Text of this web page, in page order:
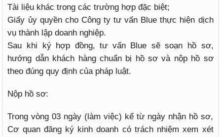
Tài liệu khác trong các trường hợp đặc biệt;
Giấy ủy quyền cho Công ty tư vấn Blue thực hiện dịch
vụ thành lập doanh nghiệp.
Sau khi ký hợp đồng, tư vấn Blue sẽ soạn hồ sơ,
hướng dẫn khách hàng chuẩn bị hồ sơ và nộp hồ sơ
theo đúng quy định của pháp luật.
Nộp hồ sơ:
Trong vòng 03 ngày (làm việc) kể từ ngày nhận hồ sơ,
Cơ quan đăng ký kinh doanh có trách nhiệm xem xét